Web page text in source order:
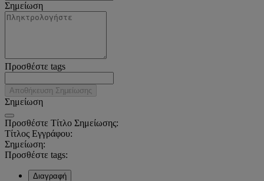
Σημείωση
Προσθέστε tags
Αποθήκευση Σημείωσης
Σημείωση
Προσθέστε Τίτλο Σημείωσης:
Τίτλος Εγγράφου:
Σημείωση:
Προσθέστε tags:
Διαγραφή